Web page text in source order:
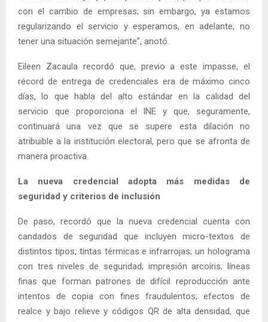
con el cambio de empresas; sin embargo, ya estamos
regularizando el servicio y esperamos, en adelante, no
tener una situación semejante”, anotó.
Eileen Zacaula recordó que, previo a este impasse, el
récord de entrega de credenciales era de máximo cinco
días, lo que habla del alto estándar en la calidad del
servicio que proporciona el INE y que, seguramente,
continuará una vez que se supere esta dilación no
atribuible a la institución electoral, pero que se afronta de
manera proactiva.
La nueva credencial adopta más medidas de
seguridad y criterios de inclusión
De paso, recordó que la nueva credencial cuenta con
candados de seguridad que incluyen micro-textos de
distintos tipos; tintas térmicas e infrarrojas; un holograma
con tres niveles de seguridad; impresión arcoíris; líneas
finas que forman patrones de difícil reproducción ante
intentos de copia con fines fraudulentos; efectos de
realce y bajo relieve y códigos QR de alta densidad, que